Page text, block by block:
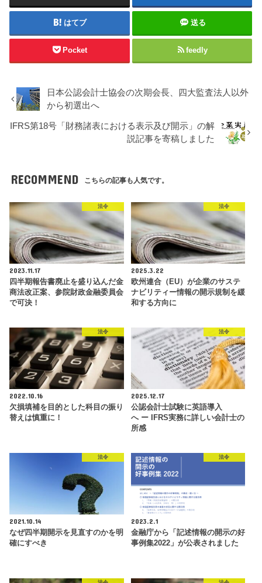
はてブ 送る
Pocket feedly
日本公認会計士協会の次期会長、四大監査法人以外
から初選出へ
IFRS第18号「財務諸表における表示及び開示」の解
説記事を寄稿しました
RECOMMEND こちらの記事も人気です。
法令
2023.11.17
四半期報告書廃止を盛り込んだ金
商法改正案、参院財政金融委員会
で可決！
法令
2025.3.22
欧州連合（EU）が企業のサステ
ナビリティー情報の開示規制を緩
和する方向に
法令
2022.10.16
欠損填補を目的とした科目の振り
替えは慎重に！
法令
2025.12.17
公認会計士試験に英語導入
へ ー IFRS実務に詳しい会計士の
所感
法令
2021.10.14
なぜ四半期開示を見直すのかを明
確にすべき
法令
2023.2.1
金融庁から「記述情報の開示の好
事例集2022」が公表されました